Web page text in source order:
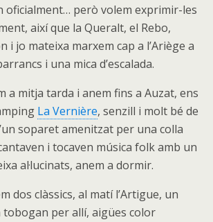
oficialment… però volem exprimir-les
així que la Queralt, el Rebo,
i jo mateixa marxem cap a l’Ariège a
i una mica d’escalada.
a mitja tarda i anem fins a Auzat, ens
La Vernière, senzill i molt bé de
soparet amenitzat per una colla
i tocaven música folk amb un
al·lucinats, anem a dormir.
dos clàssics, al matí l’Artigue, un
per allí, aigües color